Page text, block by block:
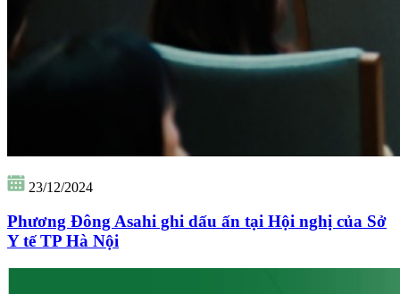
23/12/2024
Phương Đông Asahi ghi dấu ấn tại Hội nghị của Sở
Y tế TP Hà Nội